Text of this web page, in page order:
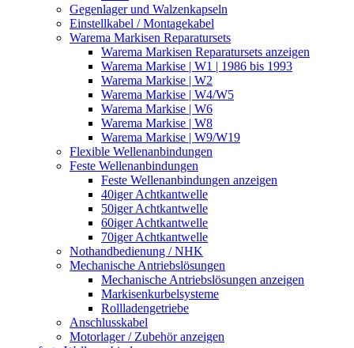
Gegenlager und Walzenkapseln
Einstellkabel / Montagekabel
Warema Markisen Reparatursets
Warema Markisen Reparatursets anzeigen
Warema Markise | W1 | 1986 bis 1993
Warema Markise | W2
Warema Markise | W4/W5
Warema Markise | W6
Warema Markise | W8
Warema Markise | W9/W19
Flexible Wellenanbindungen
Feste Wellenanbindungen
Feste Wellenanbindungen anzeigen
40iger Achtkantwelle
50iger Achtkantwelle
60iger Achtkantwelle
70iger Achtkantwelle
Nothandbedienung / NHK
Mechanische Antriebslösungen
Mechanische Antriebslösungen anzeigen
Markisenkurbelsysteme
Rollladengetriebe
Anschlusskabel
Motorlager / Zubehör anzeigen